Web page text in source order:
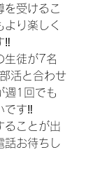
を受けるこ
より楽しく
‼
生徒が7名
活と合わせ
週1回でも
です‼
ることが出
話お待ちし